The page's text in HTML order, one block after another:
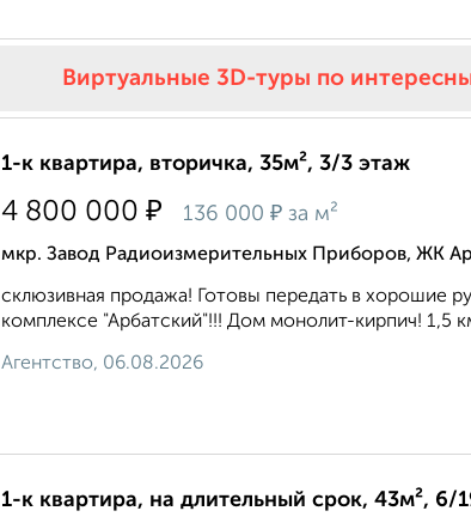
Виртуальные 3D-туры по
1-к квартира, вторичка, 35м², 3/3 этаж
4 800 000 ₽ 136 000 ₽ за м²
мкр. Завод Радиоизмерительных Приборов, ЖК
склюзивная продажа! Готовы передать в хорошие
комплексе "Арбатский"!!! Дом монолит-кирпич! 1,5
Агентство, 06.08.2026
1-к квартира, на длительный срок, 43м², 6/